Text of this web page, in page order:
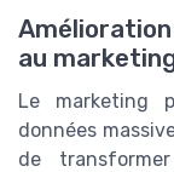
au
Le marketing
données
de